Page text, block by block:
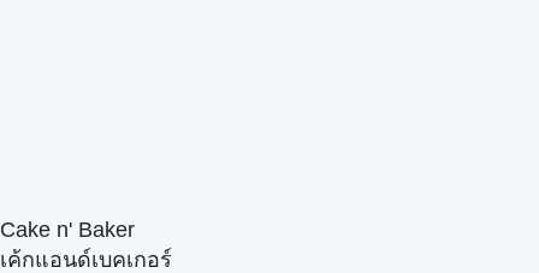
Cake n' Baker
เค้กแอนด์เบคเกอร์